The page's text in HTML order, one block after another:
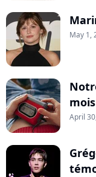
May 1,
April